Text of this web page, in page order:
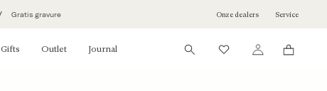
Gratis gravure Onze dealers Service
Gifts Outlet Journal